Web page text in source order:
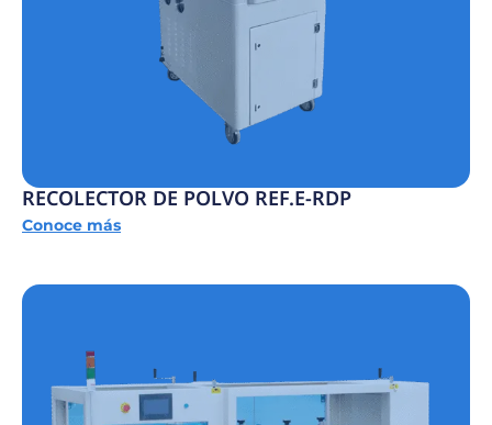
RECOLECTOR DE POLVO REF.E-RDP
Conoce más